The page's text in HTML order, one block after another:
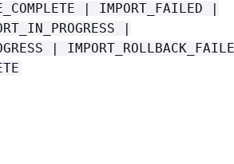
| IMPORT_FAILED |
|
|